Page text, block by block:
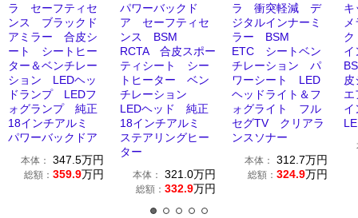
ラ セーフティセ
ンス ブラックド
アミラー 合皮シ
ート シートヒー
ター＆ベンチレー
ション LEDヘッ
ドランプ LEDフ
ォグランプ 純正
18インチアルミ
パワーバックドア
本体： 347.5万円
総額： 359.9万円
パワーバックド
ア セーフティセ
ンス BSM
RCTA 合皮スポー
ティシート シー
トヒーター ベン
チレーション
LEDヘッド 純正
18インチアルミ
ステアリングヒー
ター
本体： 321.0万円
総額： 332.9万円
ラ 衝突軽減 デ
ジタルインナーミ
ラー BSM
ETC シートベン
チレーション パ
ワーシート LED
ヘッドライト＆フ
ォグライト フル
セグTV クリアラ
ンスソナー
本体： 312.7万円
総額： 324.9万円